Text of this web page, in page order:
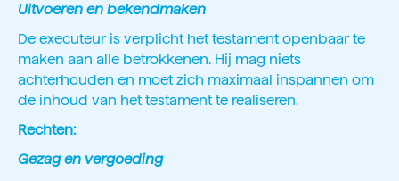
Uitvoeren en bekendmaken
De executeur is verplicht het testament openbaar te
maken aan alle betrokkenen. Hij mag niets
achterhouden en moet zich maximaal inspannen om
de inhoud van het testament te realiseren.
Rechten:
Gezag en vergoeding